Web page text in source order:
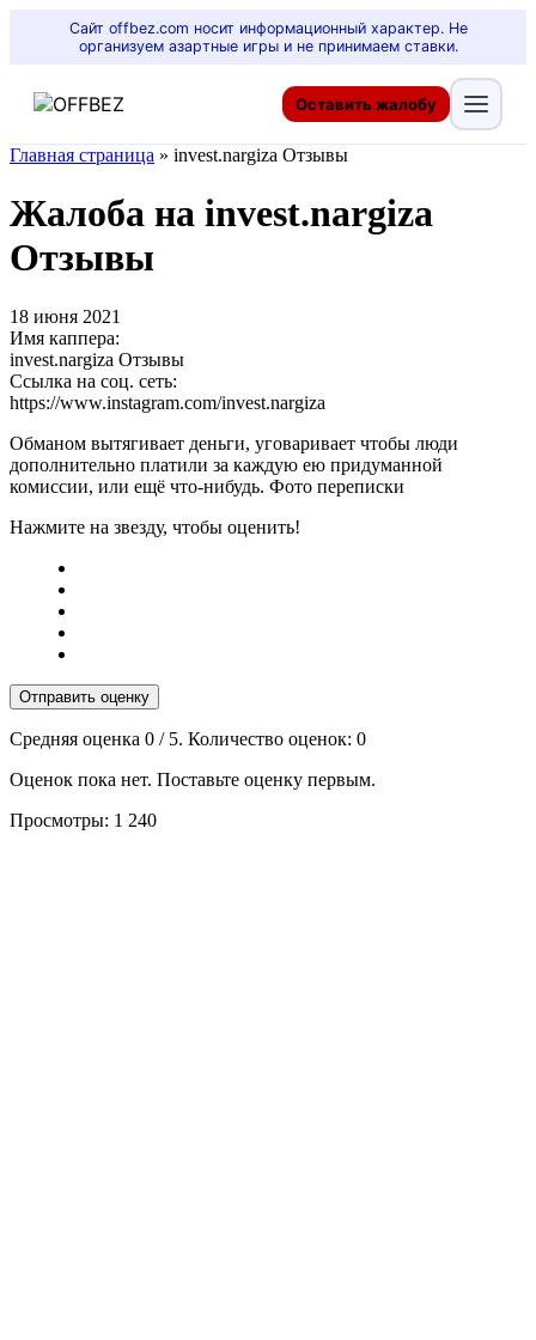
Сайт offbez.com носит информационный характер. Не
организуем азартные игры и не принимаем ставки.
Оставить жалобу
Главная страница » invest.nargiza Отзывы
Жалоба на invest.nargiza
Отзывы
18 июня 2021
Имя каппера:
invest.nargiza Отзывы
Ссылка на соц. сеть:
https://www.instagram.com/invest.nargiza
Обманом вытягивает деньги, уговаривает чтобы люди
дополнительно платили за каждую ею придуманной
комиссии, или ещё что-нибудь. Фото переписки
Нажмите на звезду, чтобы оценить!
Отправить оценку
Средняя оценка 0 / 5. Количество оценок: 0
Оценок пока нет. Поставьте оценку первым.
Просмотры: 1 240